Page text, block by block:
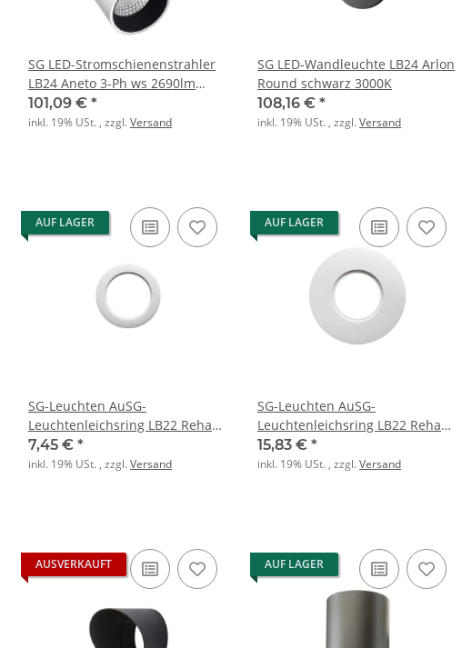
SG LED-Stromschienenstrahler
LB24 Aneto 3-Ph ws 2690lm
4000K Ra>90 On/Off
101,09 € *
inkl. 19% USt. , zzgl.Versand
SG LED-Wandleuchte LB24 Arlon
Round schwarz 3000K
108,16 € *
inkl. 19% USt. , zzgl.Versand
AUF LAGER
SG-Leuchten AuSG-
Leuchtenleichsring LB22 Rehab
weiß-matt 133mm f. Downlights
7,45 € *
inkl. 19% USt. , zzgl.Versand
AUF LAGER
SG-Leuchten AuSG-
Leuchtenleichsring LB22 Rehab
weiß-matt 180mm f. Downlights
15,83 € *
inkl. 19% USt. , zzgl.Versand
AUSVERKAUFT AUF LAGER